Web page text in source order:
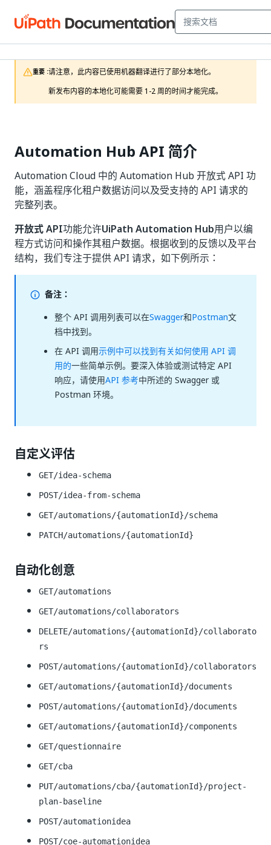
重要 :请注意，此内容已使用机器翻译进行了部分本地化。
新发布内容的本地化可能需要 1-2 周的时间才能完成。
Automation Hub API 简介
Automation Cloud 中的 Automation Hub 开放式 API 功
能，涵盖程序化租户数据访问以及受支持的 API 请求的
完整列表。
开放式 API功能允许UiPath Automation Hub用户以编
程方式访问和操作其租户数据。根据收到的反馈以及平台
结构，我们专注于提供 API 请求，如下例所示：
备注：
整个 API 调用列表可以在Swagger和Postman文
档中找到。
在 API 调用示例中可以找到有关如何使用 API 调
用的一些简单示例。要深入体验或测试特定 API
响应，请使用API 参考中所述的 Swagger 或
Postman 环境。
自定义评估
GET/idea-schema
POST/idea-from-schema
GET/automations/{automationId}/schema
PATCH/automations/{automationId}
自动化创意
GET/automations
GET/automations/collaborators
DELETE/automations/{automationId}/collaborato
rs
POST/automations/{automationId}/collaborators
GET/automations/{automationId}/documents
POST/automations/{automationId}/documents
GET/automations/{automationId}/components
GET/questionnaire
GET/cba
PUT/automations/cba/{automationId}/project-
plan-baseline
POST/automationidea
POST/coe-automationidea